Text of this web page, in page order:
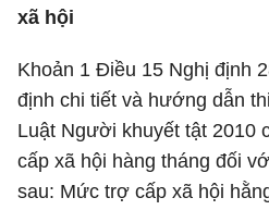
xã hội
Khoản 1 Điều 15 Nghị định
định chi tiết và hướng dẫn
Luật Người khuyết tật 2010
cấp xã hội hàng tháng đối
sau: Mức trợ cấp xã hội